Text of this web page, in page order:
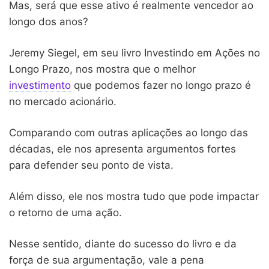
Mas, será que esse ativo é realmente vencedor ao
longo dos anos?
Jeremy Siegel, em seu livro Investindo em Ações no
Longo Prazo, nos mostra que o melhor
investimento que podemos fazer no longo prazo é
no mercado acionário.
Comparando com outras aplicações ao longo das
décadas, ele nos apresenta argumentos fortes
para defender seu ponto de vista.
Além disso, ele nos mostra tudo que pode impactar
o retorno de uma ação.
Nesse sentido, diante do sucesso do livro e da
força de sua argumentação, vale a pena